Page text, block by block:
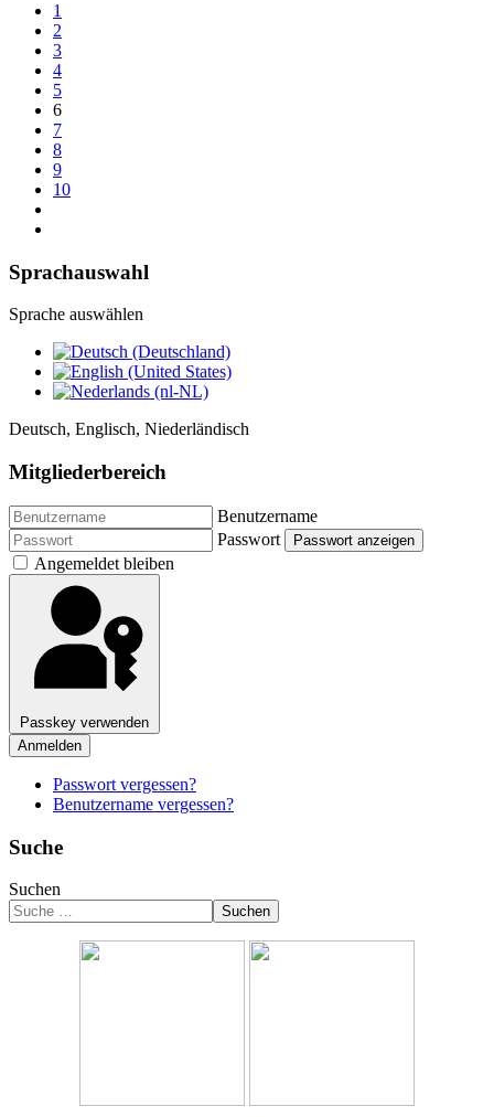
1
2
3
4
5
6
7
8
9
10
Sprachauswahl
Sprache auswählen
Deutsch, Englisch, Niederländisch
Mitgliederbereich
Benutzername
Passwort
Passwort anzeigen
Angemeldet bleiben
Passkey verwenden
Anmelden
Passwort vergessen?
Benutzername vergessen?
Suche
Suchen
Suchen